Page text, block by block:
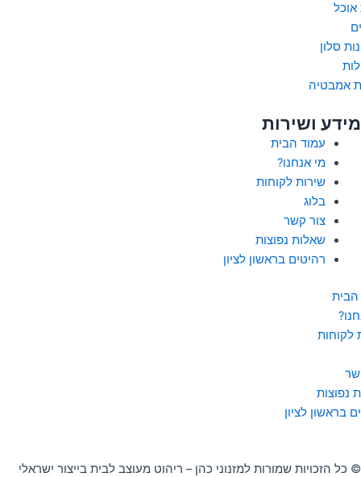
אוכל
סלון
אמבטיה
מידע ושירות
עמוד הבית
מי אנחנו?
שירות לקוחות
בלוג
צור קשר
שאלות נפוצות
רהיטים בראשון לציון
הבית
לקוחות
נפוצות
בראשון לציון
© כל הזכויות שמורות למזנוני כהן – ריהוט מעוצב לבית בייצור ישראלי